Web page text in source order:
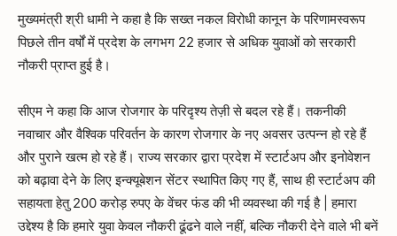
मुख्यमंत्री श्री धामी ने कहा है कि सख्त नकल विरोधी कानून के परिणामस्वरूप
पिछले तीन वर्षों में प्रदेश के लगभग 22 हजार से अधिक युवाओं को सरकारी
नौकरी प्राप्त हुई है।
सीएम ने कहा कि आज रोजगार के परिदृश्य तेज़ी से बदल रहे हैं। तकनीकी
नवाचार और वैश्विक परिवर्तन के कारण रोजगार के नए अवसर उत्पन्न हो रहे हैं
और पुराने खत्म हो रहे हैं। राज्य सरकार द्वारा प्रदेश में स्टार्टअप और इनोवेशन
को बढ़ावा देने के लिए इन्क्यूबेशन सेंटर स्थापित किए गए हैं, साथ ही स्टार्टअप की
सहायता हेतु 200 करोड़ रुपए के वेंचर फंड की भी व्यवस्था की गई है | हमारा
उद्देश्य है कि हमारे युवा केवल नौकरी ढूंढने वाले नहीं, बल्कि नौकरी देने वाले भी बनें